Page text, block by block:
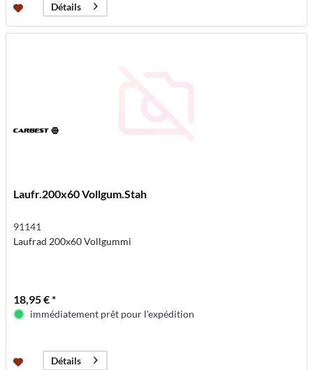
Détails
Laufr.200x60 Vollgum.Stah
91141
Laufrad 200x60 Vollgummi
18,95 € *
immédiatement prêt pour l'expédition
Détails